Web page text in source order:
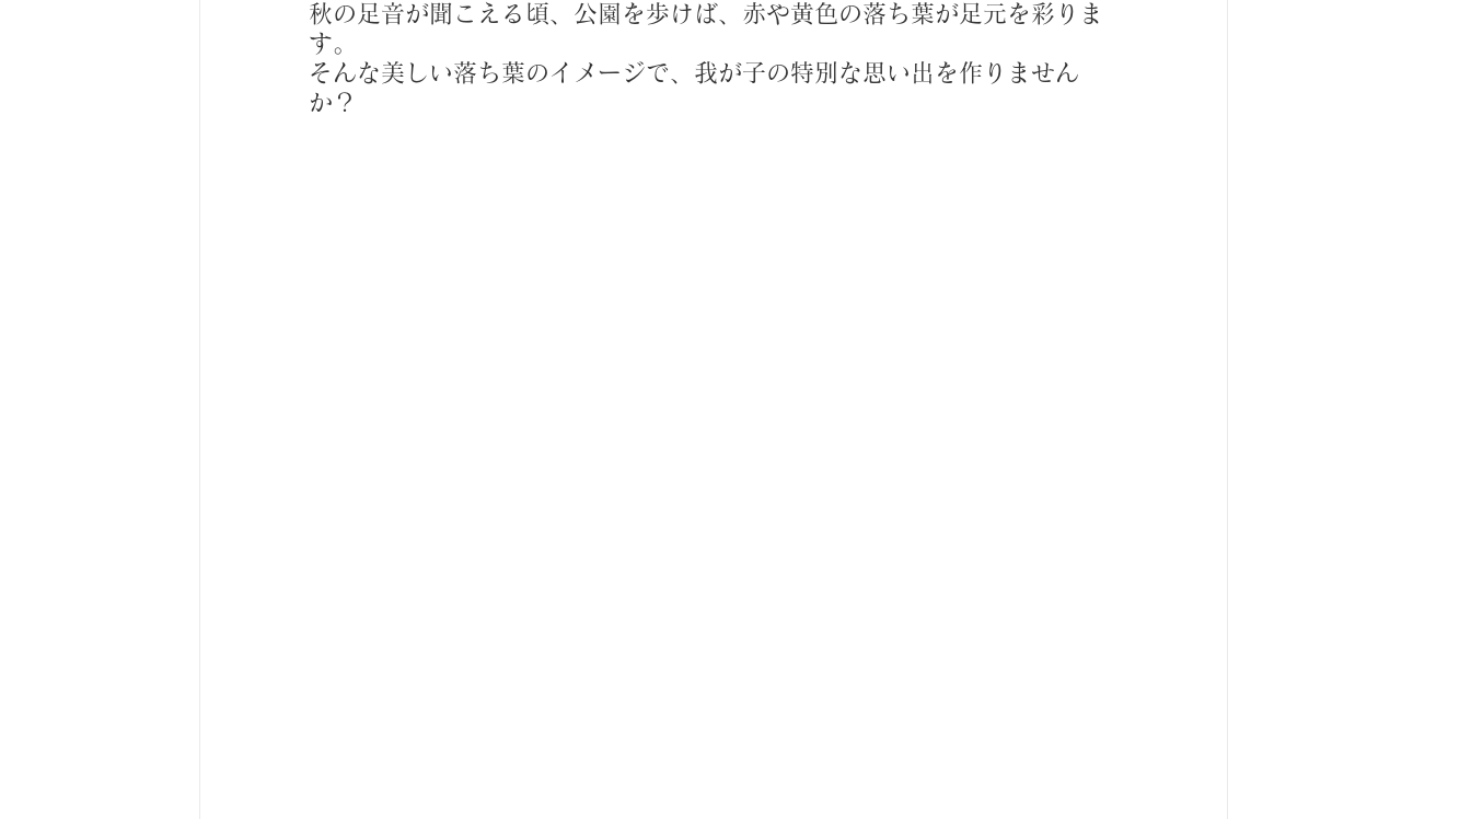
秋の足音が聞こえる頃、公園を歩けば、赤や黄色の落ち葉が足元を彩りま
す。
そんな美しい落ち葉のイメージで、我が子の特別な思い出を作りません
か？